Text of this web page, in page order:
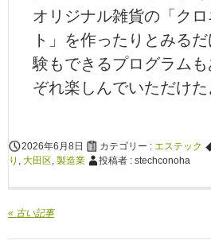
オリジナル雑貨の「ク
ト」を作ったりとみる
験もできるプログラム
ぞれ楽しんでいただけた
2026年6月8日 カテゴリー : エステック
り , 大田区, 製造業 投稿者 : stechconoha
« 古い記事